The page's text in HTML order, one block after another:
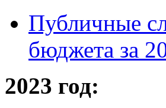
Публичные
бюджета за
2023 год: